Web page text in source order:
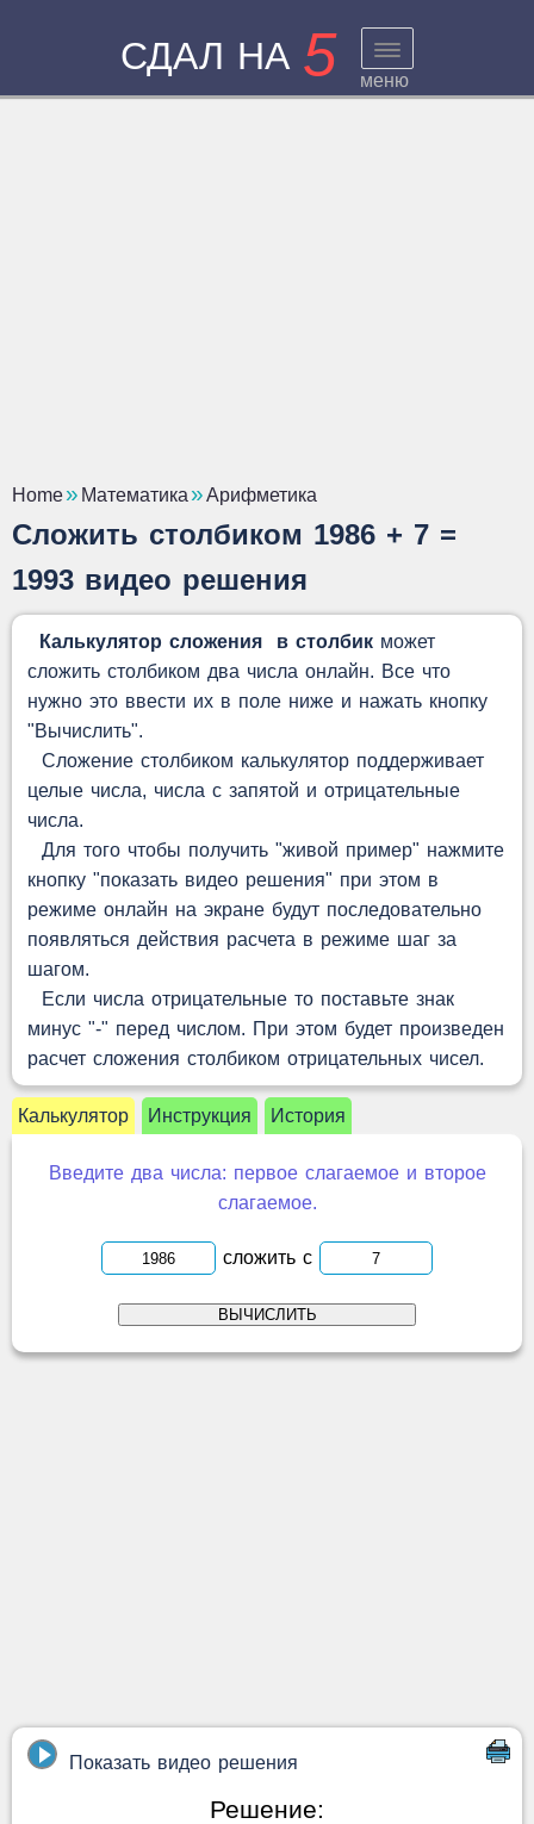
СДАЛ НА 5 меню
Home Математика Арифметика
Сложить столбиком 1986 + 7 =
1993 видео решения
Калькулятор сложения в столбик может
сложить столбиком два числа онлайн. Все что
нужно это ввести их в поле ниже и нажать кнопку
"Вычислить".
Сложение столбиком калькулятор поддерживает
целые числа, числа с запятой и отрицательные
числа.
Для того чтобы получить "живой пример" нажмите
кнопку "показать видео решения" при этом в
режиме онлайн на экране будут последовательно
появляться действия расчета в режиме шаг за
шагом.
Если числа отрицательные то поставьте знак
минус "-" перед числом. При этом будет произведен
расчет сложения столбиком отрицательных чисел.
Калькулятор Инструкция История
Введите два числа: первое слагаемое и второе
слагаемое.
сложить с
Показать видео решения
Решение: